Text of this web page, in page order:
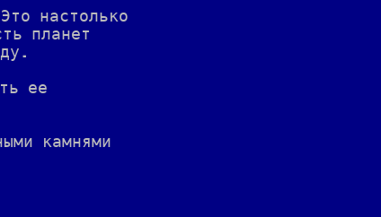
настолько
планет
ее
камнями